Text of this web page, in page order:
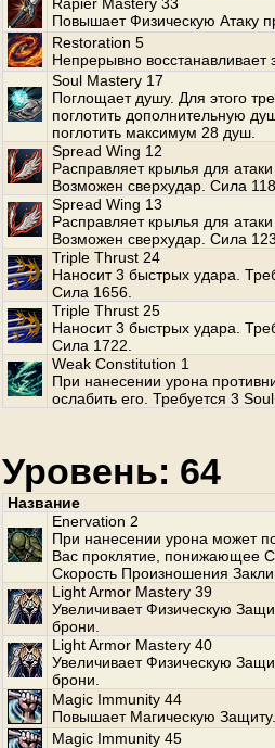
Повышает Физическую Атаку
Restoration 5
Непрерывно восстанавливает
Soul Mastery 17
Поглощает душу. Для этого
поглотить дополнительную
поглотить максимум 28 душ.
Spread Wing 12
Расправляет крылья для
Возможен сверхудар. Сила
Spread Wing 13
Расправляет крылья для
Возможен сверхудар. Сила
Triple Thrust 24
Наносит 3 быстрых удара.
Сила 1656.
Triple Thrust 25
Наносит 3 быстрых удара.
Сила 1722.
Weak Constitution 1
При нанесении урона
ослабить его. Требуется 3 Soul.
Уровень: 64
Название
Enervation 2
При нанесении урона может
Вас проклятие, понижающее
Скорость Произношения
Light Armor Mastery 39
Увеличивает Физическую
брони.
Light Armor Mastery 40
Увеличивает Физическую
брони.
Magic Immunity 44
Повышает Магическую Защиту.
Magic Immunity 45